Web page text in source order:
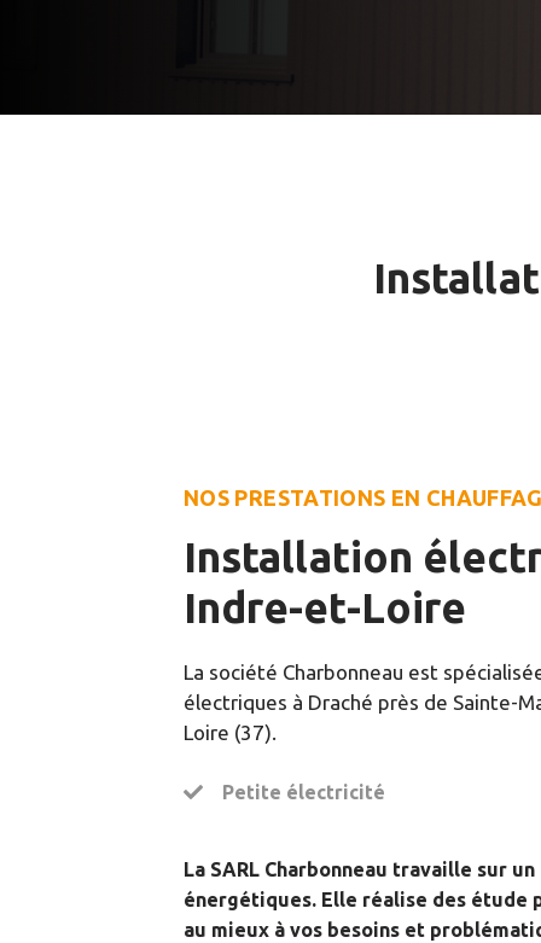
NOS PRESTATIONS EN
Installation
Indre-et-Loire
La société Charbonneau est
électriques à Draché près de Sainte-
Loire (37).
Petite électricité
La SARL Charbonneau travaille sur
énergétiques. Elle réalise des étude
au mieux à vos besoins et